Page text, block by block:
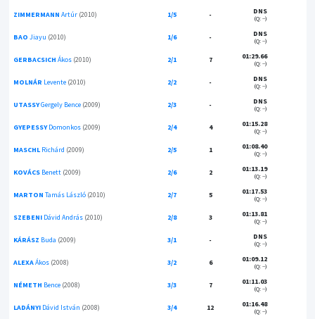
ZIMMERMANN Artúr (2010) 1/5 - DNS
(Q: --)
BAO Jiayu (2010) 1/6 - DNS
(Q: --)
GERBACSICH Ákos (2010) 2/1 7 01:29.66
(Q: --)
MOLNÁR Levente (2010) 2/2 - DNS
(Q: --)
UTASSYGergely Bence(2009) 2/3 - DNS
(Q: --)
GYEPESSYDomonkos (2009) 2/4 4 01:15.28
(Q: --)
MASCHLRichárd (2009) 2/5 1 01:08.40
(Q: --)
KOVÁCSBenett (2009) 2/6 2 01:13.19
(Q: --)
MARTON Tamás László(2010) 2/7 5 01:17.53
(Q: --)
SZEBENIDávid András(2010) 2/8 3 01:13.81
(Q: --)
KÁRÁSZ Buda (2009) 3/1 - DNS
(Q: --)
ALEXAÁkos (2008) 3/2 6 01:09.12
(Q: --)
NÉMETH Bence (2008) 3/3 7 01:11.03
(Q: --)
LADÁNYIDávid István (2008) 3/4 12 01:16.48
(Q: --)